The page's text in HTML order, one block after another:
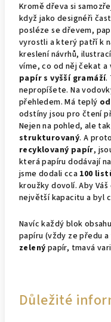
Kromě dřeva si
když jako designéři
posléze se dřevem,
vyrostli a který patří k
kreslení návrhů,
víme, co od něj čekat a
papír s vyšší gramáží.
nepropíšete. Na
přehledem. Má teplý
odstíny jsou pro čtení
Nejen na pohled, ale
strukturovaný. A
recyklovaný papír,
která papíru dodávají
jsme dodali cca 100
kroužky dovolí. Aby
největší kapacitu a byl
Navíc každý blok
papíru (vždy ze předu
zelený papír, tmavá
Důležité